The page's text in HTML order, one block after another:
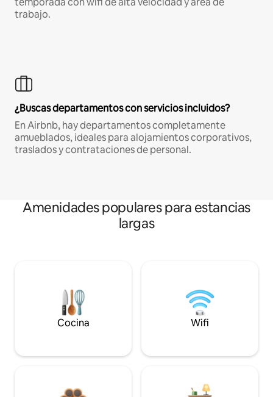
trabajo.
¿Buscas departamentos con servicios incluidos?
En Airbnb, hay departamentos completamente
amueblados, ideales para alojamientos corporativos,
traslados y contrataciones de personal.
Amenidades populares para estancias
largas
Cocina Wifi